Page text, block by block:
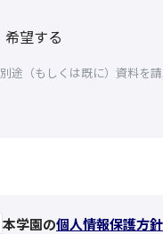
希望する
別途（もしくは既に）資料を
本学園の個人情報保護方針